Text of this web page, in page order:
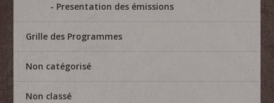
Presentation des émissions
Grille des Programmes
Non catégorisé
Non classé